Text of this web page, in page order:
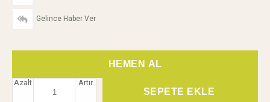
Gelince Haber Ver
Artır
Azalt